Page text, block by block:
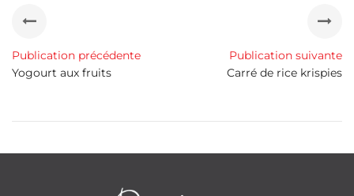
Publication précédente
Yogourt aux fruits
Publication suivante
Carré de rice krispies